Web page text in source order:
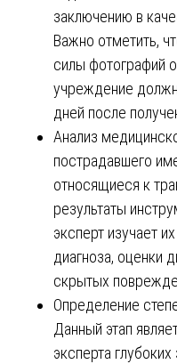
заключению в
Важно отметить,
силы фотографий
учреждение
дней после
Анализ
пострадавшего
относящиеся к
результаты
эксперт изучает
диагноза, оценки
скрытых
Определение
Данный этап
эксперта